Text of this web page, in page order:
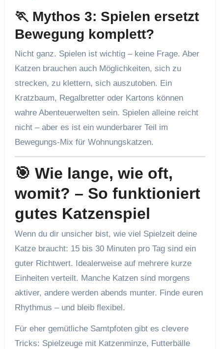
🏃 Mythos 3: Spielen ersetzt
Bewegung komplett?
Nicht ganz. Spielen ist wichtig – keine Frage. Aber
Katzen brauchen auch Möglichkeiten, sich zu
strecken, zu klettern, sich auszutoben. Ein
Kratzbaum, Regalbretter oder Kartons können
wahre Abenteuerwelten sein. Spielen alleine reicht
nicht – aber es ist ein wunderbarer Teil im
Bewegungs-Mix für Wohnungskatzen.
🎯 Wie lange, wie oft,
womit? – So funktioniert
gutes Katzenspiel
Wenn du dir unsicher bist, wie viel Spielzeit deine
Katze braucht: 15 bis 30 Minuten pro Tag sind ein
guter Richtwert. Idealerweise auf mehrere kurze
Einheiten verteilt. Manche Katzen sind morgens
aktiver, andere werden abends munter. Finde euren
Rhythmus – und bleib flexibel.
Für eher gemütliche Samtpfoten gibt es clevere
Tricks: Spielzeuge mit Katzenminze, Futterbälle